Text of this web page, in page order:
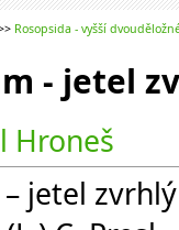
Rosopsida - vyšší
- jetel
Hroneš
– jetel zvrhlý